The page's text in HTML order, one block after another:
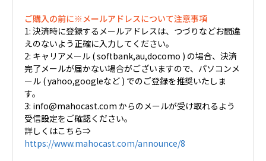
ご購入の前に※メールアドレスについて注意事項
1: 決済時に登録するメールアドレスは、つづりなどお間違
えのないよう正確に入力してください。
2: キャリアメール ( softbank,au,docomo ) の場合、決済
完了メールが届かない場合がございますので、パソコンメ
ール ( yahoo,googleなど ) でのご登録を推奨いたしま
す。
3: info@mahocast.com からのメールが受け取れるよう
受信設定をご確認ください。
詳しくはこちら⇒
https://www.mahocast.com/announce/8